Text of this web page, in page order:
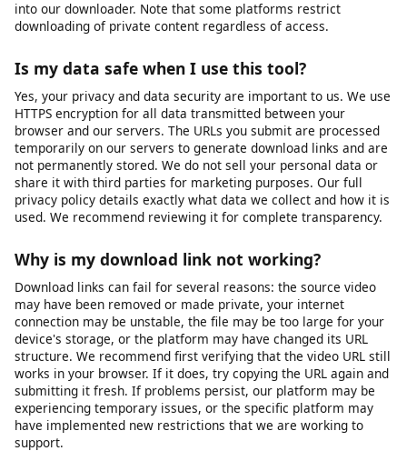
How do I download a private or password-
protected video?
Our tool can only access videos that are publicly accessible or
videos to which you already have access (such as your own
unlisted videos). We cannot bypass privacy settings, password
protection, or paywalls. If a video requires you to be logged
into the platform to view it, you will need to ensure you are
logged in on that platform first, then copy the URL and paste it
into our downloader. Note that some platforms restrict
downloading of private content regardless of access.
Is my data safe when I use this tool?
Yes, your privacy and data security are important to us. We use
HTTPS encryption for all data transmitted between your
browser and our servers. The URLs you submit are processed
temporarily on our servers to generate download links and are
not permanently stored. We do not sell your personal data or
share it with third parties for marketing purposes. Our full
privacy policy details exactly what data we collect and how it is
used. We recommend reviewing it for complete transparency.
Why is my download link not working?